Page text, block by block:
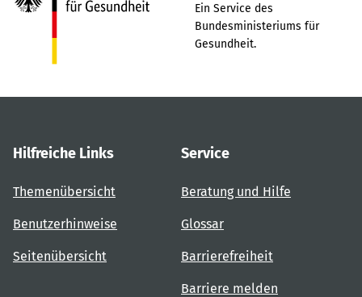
Ein Service des
Bundesministeriums für
Gesundheit.
Hilfreiche Links
Themenübersicht
Benutzerhinweise
Seitenübersicht
Service
Beratung und Hilfe
Glossar
Barrierefreiheit
Barriere melden